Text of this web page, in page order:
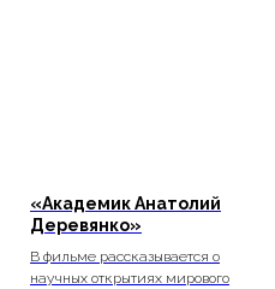
«Академик Анатолий
Деревянко»
В фильме рассказывается о
научных открытиях мирового